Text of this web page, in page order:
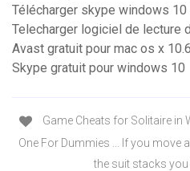
Télécharger skype windows 10
Telecharger logiciel de lecture
Avast gratuit pour mac os x
Skype gratuit pour windows 10
Game Cheats for Solitaire in
One For Dummies ... If you move
the suit stacks you